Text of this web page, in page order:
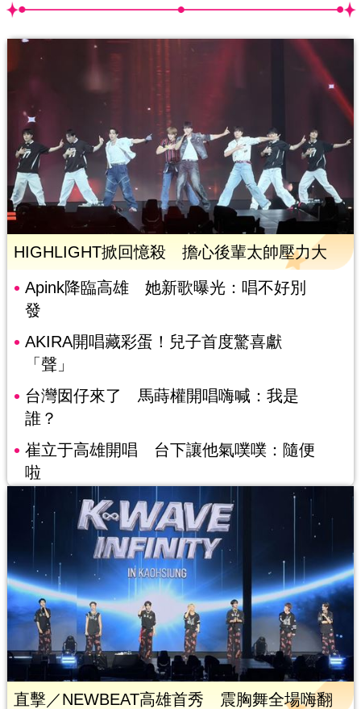
HIGHLIGHT掀回憶殺 擔心後輩太帥壓力大
Apink降臨高雄 她新歌曝光：唱不好別
發
AKIRA開唱藏彩蛋！兒子首度驚喜獻
「聲」
台灣囡仔來了 馬蒔權開唱嗨喊：我是
誰？
崔立于高雄開唱 台下讓他氣噗噗：隨便
啦
直擊／NEWBEAT高雄首秀 震胸舞全場嗨翻